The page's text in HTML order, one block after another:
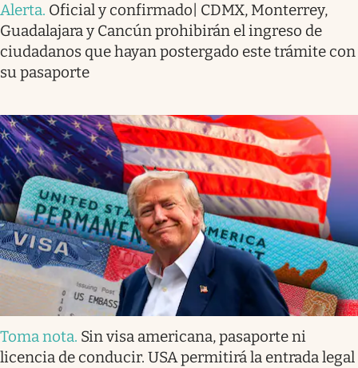
Alerta. Oficial y confirmado| CDMX, Monterrey,
Guadalajara y Cancún prohibirán el ingreso de
ciudadanos que hayan postergado este trámite con
su pasaporte
Toma nota. Sin visa americana, pasaporte ni
licencia de conducir. USA permitirá la entrada legal